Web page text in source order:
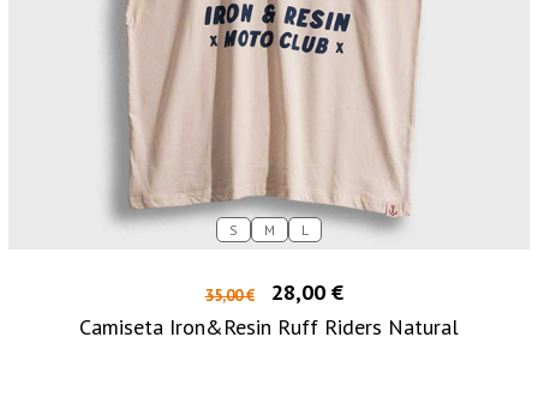
S M L
35,00 €
28,00 €
Camiseta Iron&Resin Ruff Riders Natural